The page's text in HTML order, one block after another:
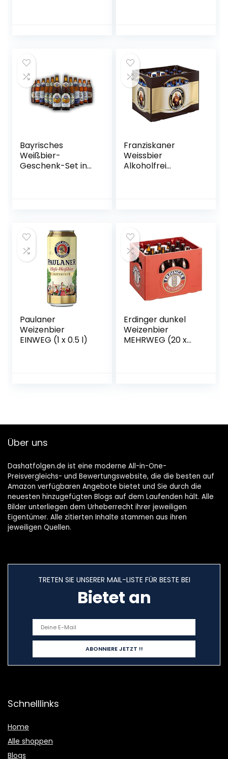
Bayrisches
Weißbier-
Geschenk-Set in
Franziskaner
Weissbier
Alkoholfrei
aus München
Paulaner
Weizenbier
EINWEG (1 x 0.5 l)
Erdinger dunkel
Weizenbier
MEHRWEG (20 x
Über uns
Dashatfolgen.de ist eine moderne All-in-One-
Preisvergleichs- und Bewertungswebsite, die die besten auf
Amazon verfügbaren Angebote bietet und Sie durch die
neuesten hinzugefügten Blogs auf dem Laufenden hält. Alle
Bilder unterliegen dem Urheberrecht ihrer jeweiligen
Eigentümer. Alle zitierten Inhalte stammen aus ihren
jeweiligen Quellen.
TRETEN SIE UNSERER MAIL-LISTE FÜR BESTE BEI
Bietet an
Schnelllinks
Home
Alle shoppen
Blogs